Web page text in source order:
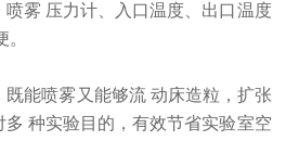
喷雾 压力计、入口温度、出口温度
既能喷雾又能够流 动床造粒，扩张
种实验目的，有效节省实验室空